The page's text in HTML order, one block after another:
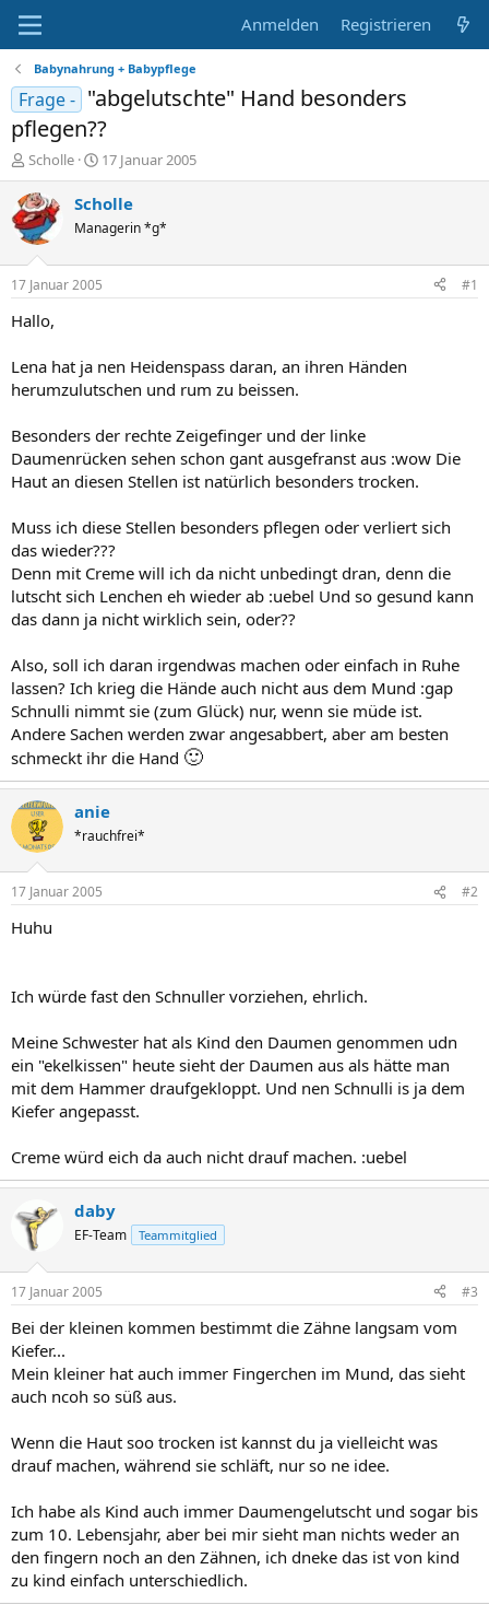
Anmelden Registrieren
Babynahrung + Babypflege
Frage - "abgelutschte" Hand besonders
pflegen??
E
r
s
t
e
e
r
Scholle
E
r
s
e
l
t
17 Januar 2005
Scholle
Managerin *g*
17 Januar 2005 #1
Hallo,
Lena hat ja nen Heidenspass daran, an ihren Händen
herumzulutschen und rum zu beissen.
Besonders der rechte Zeigefinger und der linke
Daumenrücken sehen schon gant ausgefranst aus :wow Die
Haut an diesen Stellen ist natürlich besonders trocken.
Muss ich diese Stellen besonders pflegen oder verliert sich
das wieder???
Denn mit Creme will ich da nicht unbedingt dran, denn die
lutscht sich Lenchen eh wieder ab :uebel Und so gesund kann
das dann ja nicht wirklich sein, oder??
Also, soll ich daran irgendwas machen oder einfach in Ruhe
lassen? Ich krieg die Hände auch nicht aus dem Mund :gap
Schnulli nimmt sie (zum Glück) nur, wenn sie müde ist.
Andere Sachen werden zwar angesabbert, aber am besten
schmeckt ihr die Hand 🙂
anie
*rauchfrei*
17 Januar 2005 #2
Huhu
Ich würde fast den Schnuller vorziehen, ehrlich.
Meine Schwester hat als Kind den Daumen genommen udn
ein "ekelkissen" heute sieht der Daumen aus als hätte man
mit dem Hammer draufgekloppt. Und nen Schnulli is ja dem
Kiefer angepasst.
Creme würd eich da auch nicht drauf machen. :uebel
daby
EF-Team Teammitglied
17 Januar 2005 #3
Bei der kleinen kommen bestimmt die Zähne langsam vom
Kiefer...
Mein kleiner hat auch immer Fingerchen im Mund, das sieht
auch ncoh so süß aus.
Wenn die Haut soo trocken ist kannst du ja vielleicht was
drauf machen, während sie schläft, nur so ne idee.
Ich habe als Kind auch immer Daumengelutscht und sogar bis
zum 10. Lebensjahr, aber bei mir sieht man nichts weder an
den fingern noch an den Zähnen, ich dneke das ist von kind
zu kind einfach unterschiedlich.